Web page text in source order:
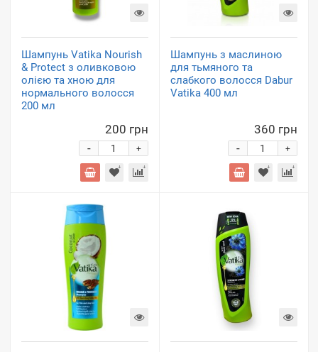
Шампунь Vatika Nourish
& Protect з оливковою
олією та хною для
нормального волосся
200 мл
200 грн
+
-
Шампунь з маслиною
для тьмяного та
слабкого волосся Dabur
Vatika 400 мл
360 грн
+
-